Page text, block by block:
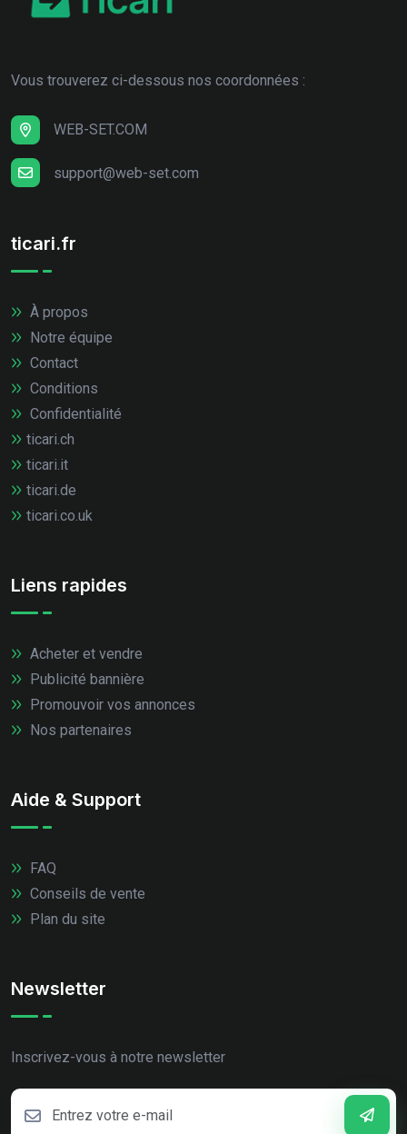
Vous trouverez ci-dessous nos coordonnées :
WEB-SET.COM
support@web-set.com
ticari.fr
À propos
Notre équipe
Contact
Conditions
Confidentialité
ticari.ch
ticari.it
ticari.de
ticari.co.uk
Liens rapides
Acheter et vendre
Publicité bannière
Promouvoir vos annonces
Nos partenaires
Aide & Support
FAQ
Conseils de vente
Plan du site
Newsletter
Inscrivez-vous à notre newsletter